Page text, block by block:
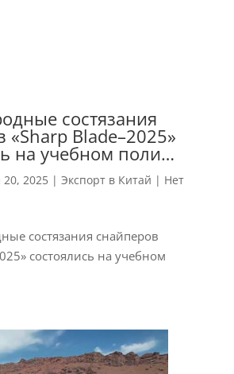
состязания
«Sharp Blade–2025»
на учебном поли…
2025| Экспорт в Китай | Нет